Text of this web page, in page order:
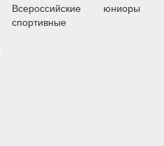
Всероссийские
спортивные
юниоры